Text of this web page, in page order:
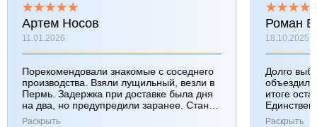
Артем Носов
11.01.2026
Порекомендовали знакомые с соседнего
производства. Взяли лущильный, везли в
Пермь. Задержка при доставке была дня
на два, но предупредили заранее. Станок
работает хорошо, к качеству вопросов нет.
Раскрыть
Роман
18.10.2025
Долго
итоге
Раскрыть